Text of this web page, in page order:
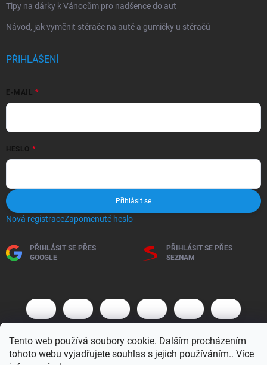
Tento web používá soubory cookie. Dalším procházením
tohoto webu vyjadřujete souhlas s jejich používáním.. Více
Tipy na dárky k Vánocům pro nadšence do aut
Návod, jak vyměnit stěrače na autě a gumičky u stěračů
PŘIHLÁŠENÍ
E-MAIL
HESLO
Přihlásit se
Nová registraceZapomenuté heslo
PŘIHLÁSIT SE PŘES
GOOGLE
PŘIHLÁSIT SE PŘES
SEZNAM